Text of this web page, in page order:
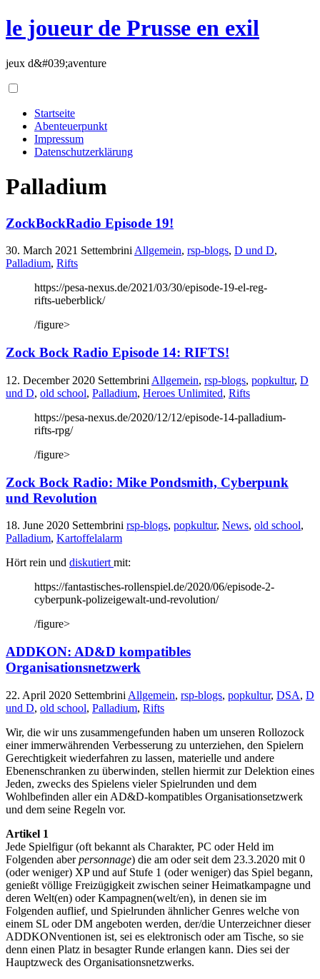
le joueur de Prusse en exil
jeux d&#039;aventure
Startseite
Abenteuerpunkt
Impressum
Datenschutzerklärung
Palladium
ZockBockRadio Episode 19!
30. March 2021 SettembriniAllgemein, rsp-blogs, D und D,
Palladium, Rifts
https://pesa-nexus.de/2021/03/30/episode-19-el-reg-
rifts-ueberblick/
/figure>
Zock Bock Radio Episode 14: RIFTS!
12. December 2020 Settembrini Allgemein, rsp-blogs, popkultur, D
und D, old school, Palladium, Heroes Unlimited, Rifts
https://pesa-nexus.de/2020/12/12/episode-14-palladium-
rifts-rpg/
/figure>
Zock Bock Radio: Mike Pondsmith, Cyberpunk
und Revolution
18. June 2020 Settembrini rsp-blogs, popkultur, News, old school,
Palladium, Kartoffelalarm
Hört rein und diskutiert mit:
https://fantastisches-rollenspiel.de/2020/06/episode-2-
cyberpunk-polizeigewalt-und-revolution/
/figure>
ADDKON: AD&D kompatibles
Organisationsnetzwerk
22. April 2020 Settembrini Allgemein, rsp-blogs, popkultur, DSA, D
und D, old school, Palladium, Rifts
Wir, die wir uns zusammengefunden haben um unseren Rollozock
einer immerwährenden Verbesserung zu unterziehen, den Spielern
Gerechtigkeit wiederfahren zu lassen, materielle und andere
Ebenenschranken zu überwinden, stellen hiermit zur Delektion eines
Jeden, zwecks des Spielens vieler Spielrunden und dem
Wohlbefinden aller ein AD&D-kompatibles Organisationsetzwerk
und dem seine Regeln vor.
Artikel 1
Jede Spielfigur (oft bekannt als Charakter, PC oder Held im
Folgenden aberpersonnage) die am oder seit dem 23.3.2020 mit 0
(oder weniger) XP und auf Stufe 1 (oder weniger) das Spiel begann,
genießt völlige Freizügigkeit zwischen seiner Heimatkampagne und
deren Welt(en) oder Kampagnen(welt/en), in denen sie im
Folgenden auflief, und Spielrunden ähnlicher Genres welche von
einem SL oder DM angeboten werden, der/die Unterzeichner dieser
ADDKONventionen ist, sei es elektronisch oder am Tische, so sie
denn einen Platz in besagter Runde erlangen kann. Dies sei der
Hauptzweck des Organisationsnetzwerks.